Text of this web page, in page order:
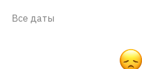
Все даты